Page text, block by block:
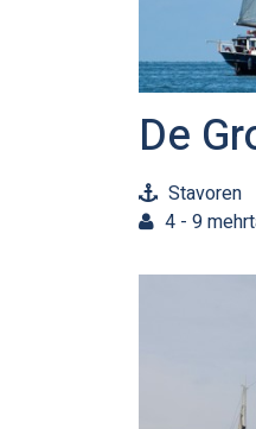
De
Stavoren
4 - 9